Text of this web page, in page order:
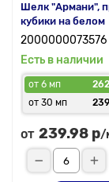
Шелк "Армани",
кубики на белом
2000000073576
Есть в наличии
от 6 мп
от 30 мп
от 239.98 р/